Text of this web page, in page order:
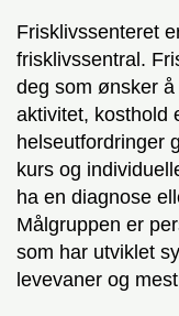
Frisklivssenteret
frisklivssentral.
deg som ønsker
aktivitet, kosthold
helseutfordringer
kurs og
ha en diagnose
Målgruppen er
som har utviklet
levevaner og